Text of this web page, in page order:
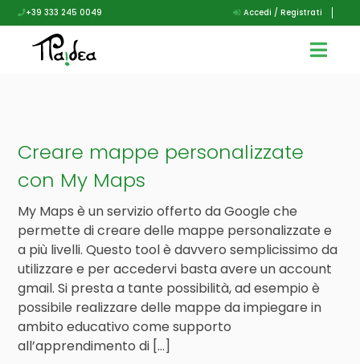
+39 333 245 0049 Accedi / Registrati
Creare mappe personalizzate
con My Maps
My Maps è un servizio offerto da Google che
permette di creare delle mappe personalizzate e
a più livelli. Questo tool è davvero semplicissimo da
utilizzare e per accedervi basta avere un account
gmail. Si presta a tante possibilità, ad esempio è
possibile realizzare delle mappe da impiegare in
ambito educativo come supporto
all’apprendimento di […]